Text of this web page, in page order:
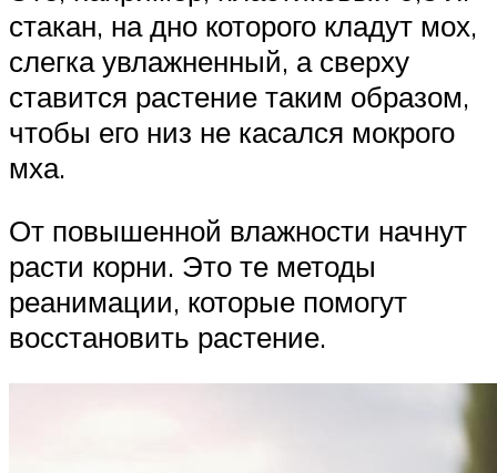
стакан, на дно которого кладут мох,
слегка увлажненный, а сверху
ставится растение таким образом,
чтобы его низ не касался мокрого
мха.
От повышенной влажности начнут
расти корни. Это те методы
реанимации, которые помогут
восстановить растение.